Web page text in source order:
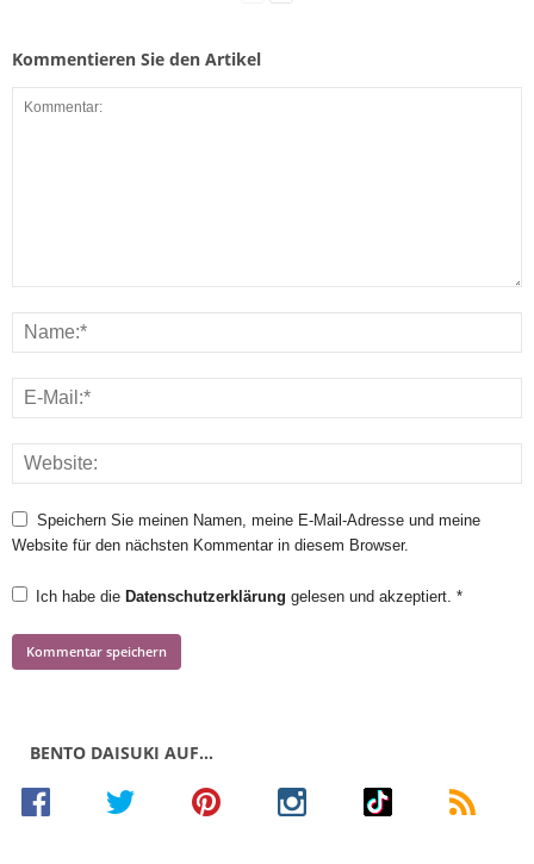
Kommentieren Sie den Artikel
Speichern Sie meinen Namen, meine E-Mail-Adresse und meine
Website für den nächsten Kommentar in diesem Browser.
Ich habe die Datenschutzerklärung gelesen und akzeptiert. *
BENTO DAISUKI AUF…